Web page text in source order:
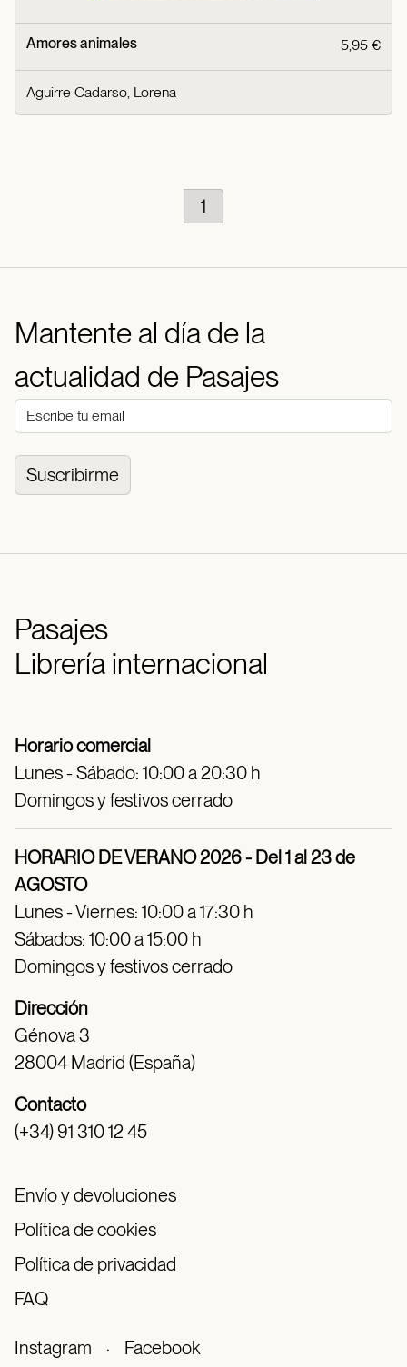
Amores animales 5,95 €
Aguirre Cadarso, Lorena
1
Mantente al día de la
actualidad de Pasajes
Suscribirme
Pasajes
Librería internacional
Horario comercial
Lunes - Sábado: 10:00 a 20:30 h
Domingos y festivos cerrado
HORARIO DE VERANO 2026 - Del 1 al 23 de
AGOSTO
Lunes - Viernes: 10:00 a 17:30 h
Sábados: 10:00 a 15:00 h
Domingos y festivos cerrado
Dirección
Génova 3
28004 Madrid (España)
Contacto
(+34) 91 310 12 45
Envío y devoluciones
Política de cookies
Política de privacidad
FAQ
Instagram · Facebook